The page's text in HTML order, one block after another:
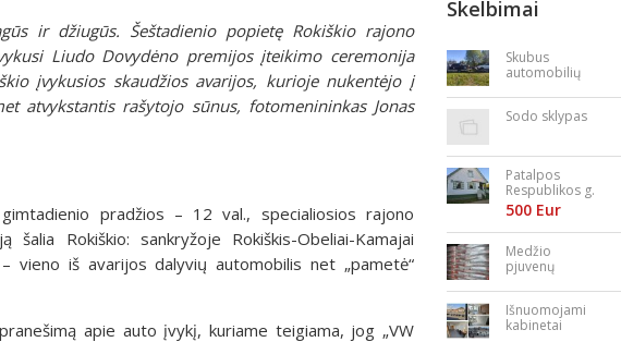
ir džiugūs. Šeštadienio popietę Rokiškio rajono
Liudo Dovydėno premijos įteikimo ceremonija
įvykusios skaudžios avarijos, kurioje nukentėjo į
atvykstantis rašytojo sūnus, fotomenininkas Jonas
pradžios – 12 val., specialiosios rajono
Rokiškio: sankryžoje Rokiškis-Obeliai-Kamajai
vieno iš avarijos dalyvių automobilis net „pametė“
apie auto įvykį, kuriame teigiama, jog „VW
Skelbimai
Skubus
automobilių
Sodo sklypas
Patalpos
Respublikos g.
23
500 Eur
Medžio
pjuvenų
briketai
Išnuomojami
kabinetai